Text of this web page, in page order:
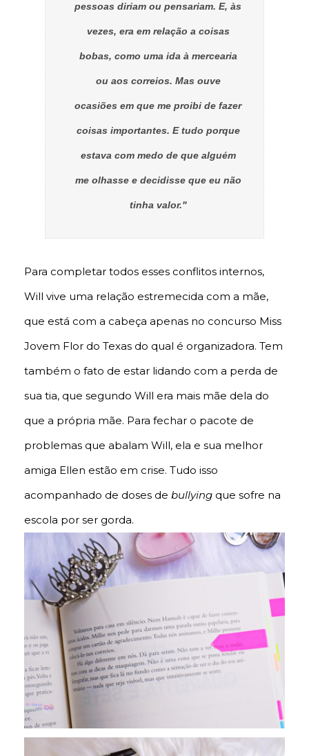
pessoas diriam ou pensariam. E, às
vezes, era em relação a coisas
bobas, como uma ida à mercearia
ou aos correios. Mas ouve
ocasiões em que me proibi de fazer
coisas importantes. E tudo porque
estava com medo de que alguém
me olhasse e decidisse que eu não
tinha valor."
Para completar todos esses conflitos internos,
Will vive uma relação estremecida com a mãe,
que está com a cabeça apenas no concurso Miss
Jovem Flor do Texas do qual é organizadora. Tem
também o fato de estar lidando com a perda de
sua tia, que segundo Will era mais mãe dela do
que a própria mãe. Para fechar o pacote de
problemas que abalam Will, ela e sua melhor
amiga Ellen estão em crise. Tudo isso
acompanhado de doses de bullying que sofre na
escola por ser gorda.